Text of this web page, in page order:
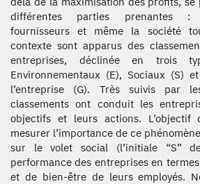
différentes parties prenantes :
fournisseurs et même la société
contexte sont apparus des
entreprises, déclinée en trois
Environnementaux (E), Sociaux (S)
l’entreprise (G). Très suivis par
classements ont conduit les
objectifs et leurs actions.
mesurer l’importance de ce
sur le volet social (l’initiale “S”
performance des entreprises en
et de bien-être de leurs employés.